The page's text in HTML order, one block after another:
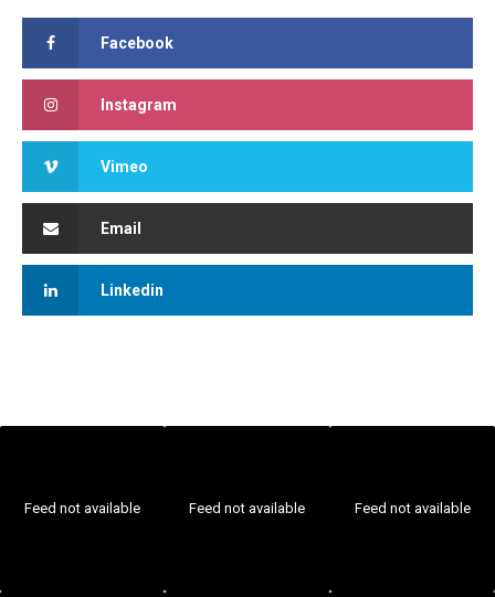
Facebook
Instagram
Vimeo
Email
Linkedin
Feed not available Feed not available Feed not available